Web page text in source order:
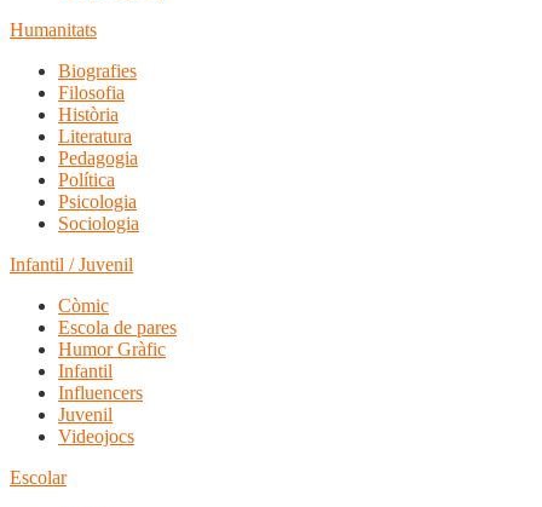
Humanitats
Biografies
Filosofia
Història
Literatura
Pedagogia
Política
Psicologia
Sociologia
Infantil / Juvenil
Còmic
Escola de pares
Humor Gràfic
Infantil
Influencers
Juvenil
Videojocs
Escolar